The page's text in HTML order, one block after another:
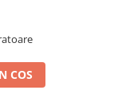
COS